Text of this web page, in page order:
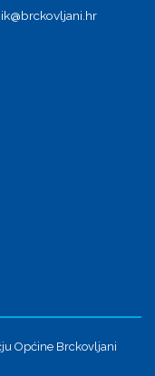
Općine Brckovljani